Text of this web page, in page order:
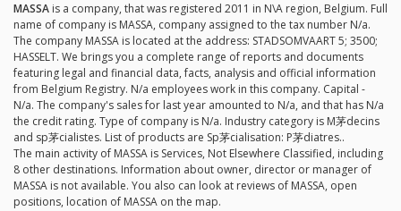
MASSA is a company, that was registered 2011 in N\A region, Belgium. Full
name of company is MASSA, company assigned to the tax number N/a.
The company MASSA is located at the address: STADSOMVAART 5; 3500;
HASSELT. We brings you a complete range of reports and documents
featuring legal and financial data, facts, analysis and official information
from Belgium Registry. N/a employees work in this company. Capital -
N/a. The company's sales for last year amounted to N/a, and that has N/a
the credit rating. Type of company is N/a. Industry category is M茅decins
and sp茅cialistes. List of products are Sp茅cialisation: P茅diatres..
The main activity of MASSA is Services, Not Elsewhere Classified, including
8 other destinations. Information about owner, director or manager of
MASSA is not available. You also can look at reviews of MASSA, open
positions, location of MASSA on the map.